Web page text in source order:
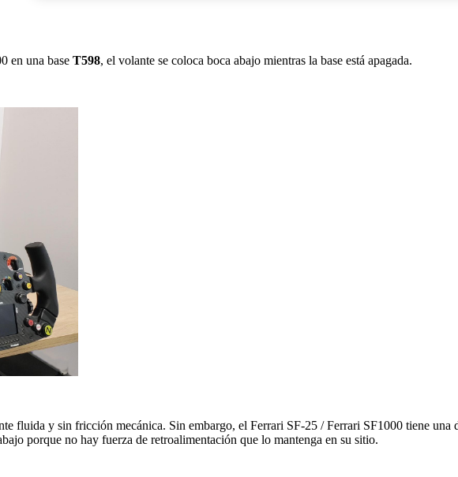
en una base T598, el volante se coloca boca abajo mientras la base está apagada.
fluida y sin fricción mecánica. Sin embargo, el Ferrari SF-25 / Ferrari SF1000 tiene una
porque no hay fuerza de retroalimentación que lo mantenga en su sitio.